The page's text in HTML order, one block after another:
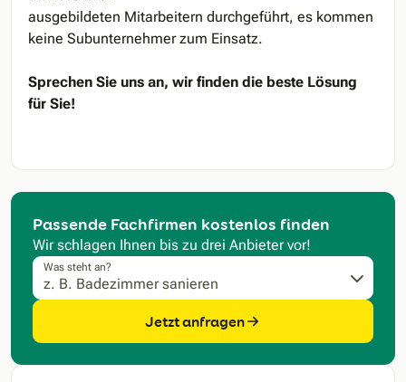
ausgebildeten Mitarbeitern durchgeführt, es kommen
keine Subunternehmer zum Einsatz.
Sprechen Sie uns an, wir finden die beste Lösung
für Sie!
Passende Fachfirmen kostenlos finden
Wir schlagen Ihnen bis zu drei Anbieter vor!
Was steht an?
Jetzt anfragen